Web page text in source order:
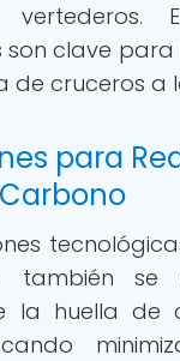
son clave
de cruceros a
para
también se
la huella de